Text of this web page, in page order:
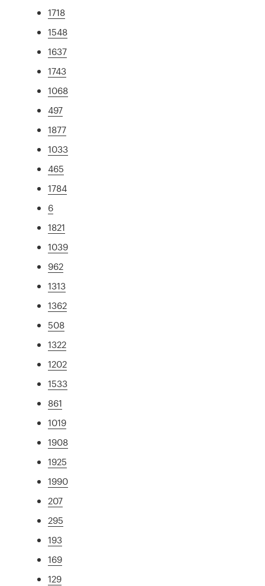
1718
1548
1637
1743
1068
497
1877
1033
465
1784
6
1821
1039
962
1313
1362
508
1322
1202
1533
861
1019
1908
1925
1990
207
295
193
169
129